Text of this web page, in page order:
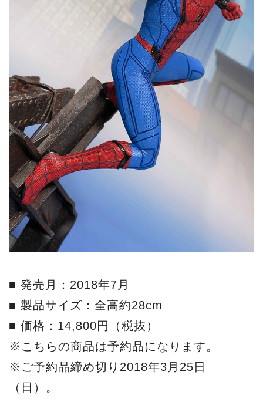
■ 発売月：2018年7月
■ 製品サイズ：全高約28cm
■ 価格：14,800円（税抜）
※こちらの商品は予約品になります。
※ご予約品締め切り2018年3月25日
（日）。